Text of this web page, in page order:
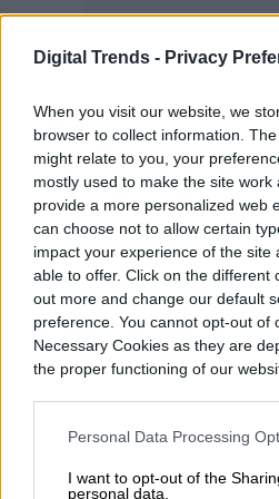
Digital Trends - Privacy
When you visit our website, we
browser to collect information.
might relate to you, your
mostly used to make the site
provide a more personalized web
can choose not to allow certain
impact your experience of the site
able to offer. Click on the different
out more and change our default
preference. You cannot opt-out of
Necessary Cookies as they are
the proper functioning of our
Personal Data Processing
I want to opt-out of the
personal data.
Ambos modelos Note
baterías de 7,000 mAh,
los 5,500 mAh y 6,200
predecesores. El Note
carga por cable de 90
Pro se queda con
También puede usar el